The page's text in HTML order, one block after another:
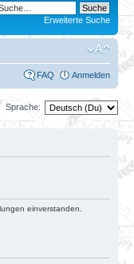
Erweiterte Suche
FAQ Anmelden
Sprache:
einverstanden.